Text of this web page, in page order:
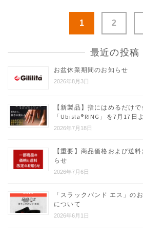
ー
送
り
1 2
最近の投稿
お盆休業期間のお知らせ
2026年8月3日
【新製品】指にはめるだけで
「Ubisla®︎RING」を7月17日
2026年7月18日
【重要】商品価格および送
らせ
2026年7月6日
「スラックバンド エス」の
について
2026年6月1日